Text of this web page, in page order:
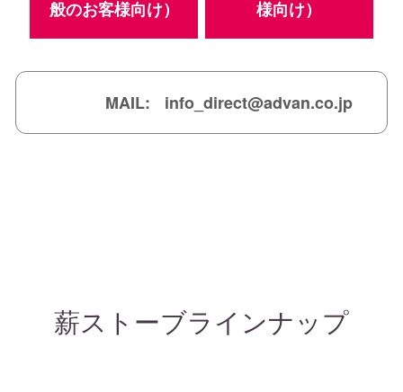
般のお客様向け）
様向け）
MAIL: info_direct@advan.co.jp
薪ストーブラインナップ